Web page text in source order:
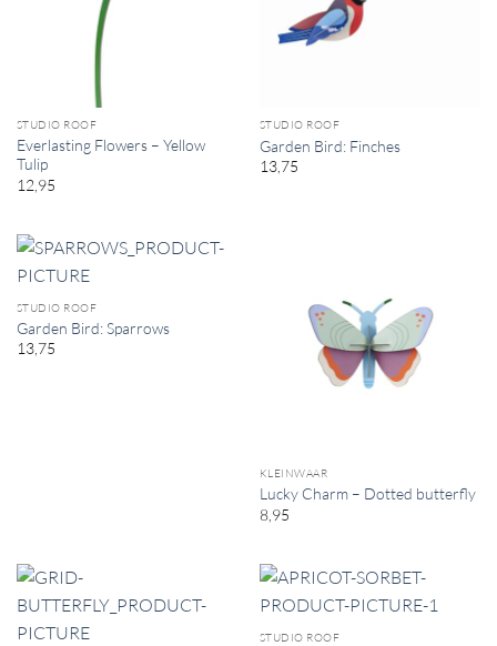
STUDIO ROOF
Everlasting Flowers – Yellow
Tulip
12,95
STUDIO ROOF
Garden Bird: Finches
13,75
STUDIO ROOF
Garden Bird: Sparrows
13,75
KLEINWAAR
Lucky Charm – Dotted butterfly
8,95
STUDIO ROOF